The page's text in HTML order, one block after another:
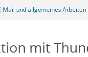
Mail und allgemeines Arbeiten
mit